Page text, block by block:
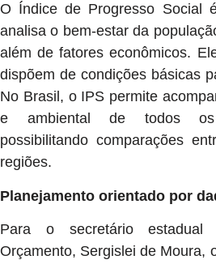
O Índice de Progresso Social
analisa o bem-estar da
além de fatores econômicos.
dispõem de condições básicas
No Brasil, o IPS permite
e ambiental de todos os
possibilitando comparações
regiões.
Planejamento orientado por
Para o secretário estadual
Orçamento, Sergislei de Moura,